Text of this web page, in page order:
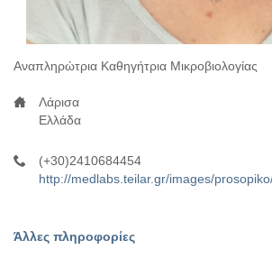
Αναπληρώτρια Καθηγήτρια Μικροβιολογίας
Λάρισα
Ελλάδα
(+30)2410684454
http://medlabs.teilar.gr/images/
Άλλες πληροφορίες